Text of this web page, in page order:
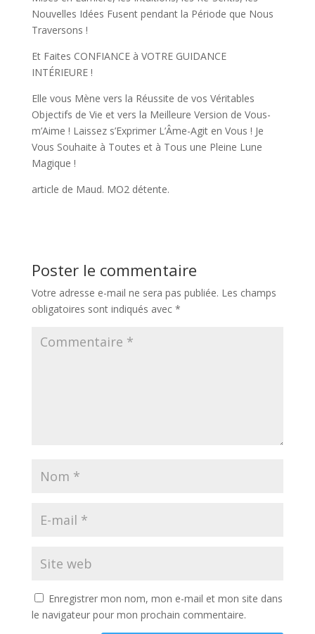
Nouvelles Idées Fusent pendant la Période que Nous
Traversons !
Et Faites CONFIANCE à VOTRE GUIDANCE
INTÉRIEURE !
Elle vous Mène vers la Réussite de vos Véritables
Objectifs de Vie et vers la Meilleure Version de Vous-
m’Aime ! Laissez s’Exprimer L’Âme-Agit en Vous ! Je
Vous Souhaite à Toutes et à Tous une Pleine Lune
Magique !
article de Maud. MO2 détente.
Poster le commentaire
Votre adresse e-mail ne sera pas publiée. Les champs
obligatoires sont indiqués avec *
Enregistrer mon nom, mon e-mail et mon site dans
le navigateur pour mon prochain commentaire.